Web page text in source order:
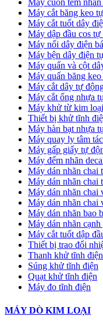
Máy cuốn tem
Máy cắt băng keo
Máy cắt tuốt dây
Máy dập đầu cos tự
Máy nối dây điện
Máy bện dây điện
Máy quấn và cột
Máy quấn băng
Máy cắt dây tự
Máy cắt ống nhựa
Máy khử từ kim loại
Thiết bị khử tĩnh
Máy hàn bạt nhựa
Máy quay ly tâm
Máy gấp giấy tự
Máy đếm nhãn
Máy dán nhãn chai
Máy dán nhãn chai
Máy dán nhãn chai
Máy dán nhãn chai
Máy dán nhãn bao
Máy dán nhãn
Máy cắt tuốt dập
Thiết bị trao đổi
Thanh khử tĩnh điện
Súng khử tĩnh điện
Quạt khử tĩnh điện
Máy đo tĩnh điện
MÁY DÒ KIM LOẠI